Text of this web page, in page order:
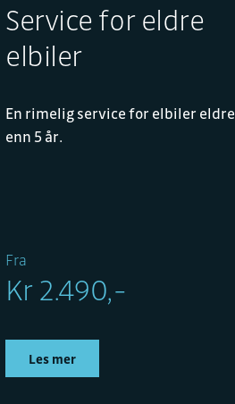
Service for eldre
elbiler
En rimelig service for elbiler eldre
enn 5 år.
Fra
Kr 2.490,-
Les mer